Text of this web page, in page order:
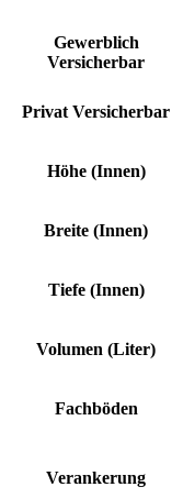
Gewerblich
Versicherbar
Privat Versicherbar
Höhe (Innen)
Breite (Innen)
Tiefe (Innen)
Volumen (Liter)
Fachböden
Verankerung